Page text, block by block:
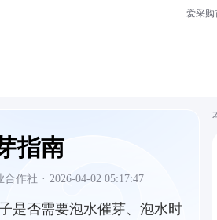
爱采购
指南
合作社 · 2026-04-02 05:17:47
是否需要泡水催芽、泡水时